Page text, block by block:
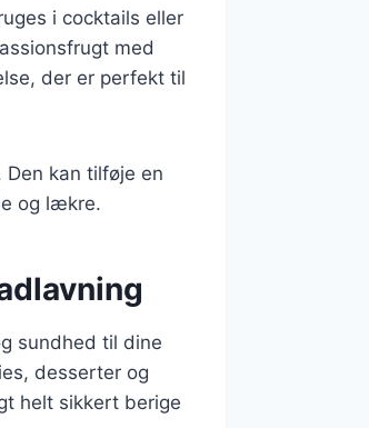
i cocktails eller
med
der er perfekt til
kan tilføje en
og lækre.
sundhed til dine
desserter og
helt sikkert berige